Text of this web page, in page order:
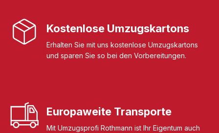
Kostenlose Umzugskartons
Erhalten Sie mit uns kostenlose Umzugskartons
und sparen Sie so bei den Vorbereitungen.
Europaweite Transporte
Mit Umzugsprofi Rothmann ist Ihr Eigentum auch